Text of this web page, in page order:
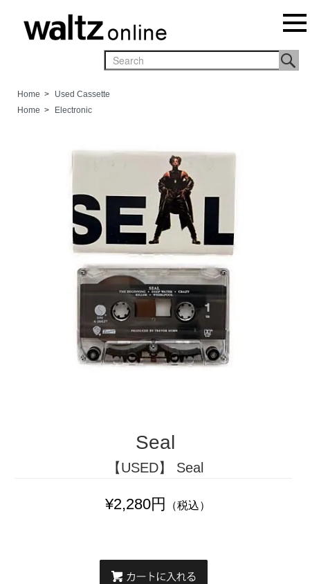
Home >
Used Cassette
Home > Electronic
Seal
【USED】 Seal
¥2,280円 （税込）